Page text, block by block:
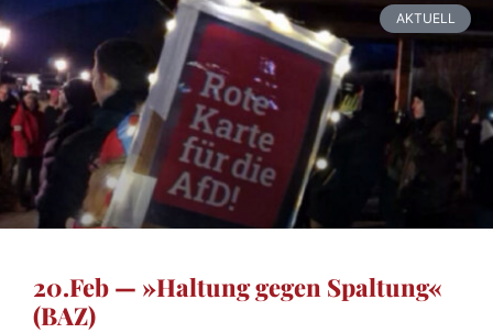
AKTUELL
20.Feb — »Haltung gegen Spaltung«
(BAZ)